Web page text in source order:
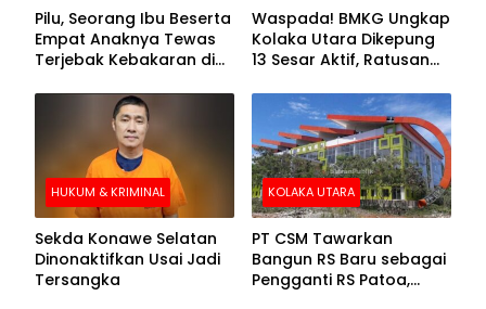
Pilu, Seorang Ibu Beserta
Empat Anaknya Tewas
Terjebak Kebakaran di
Waspada! BMKG Ungkap
Kolaka Utara Dikepung
13 Sesar Aktif, Ratusan
HUKUM & KRIMINAL
Sekda Konawe Selatan
Dinonaktifkan Usai Jadi
Tersangka
KOLAKA UTARA
PT CSM Tawarkan
Bangun RS Baru sebagai
Pengganti RS Patoa,